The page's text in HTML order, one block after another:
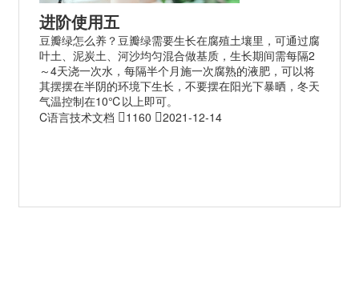
进阶使用五
豆瓣绿怎么养？豆瓣绿需要生长在腐殖土壤里，可通过腐
叶土、泥炭土、河沙均匀混合做基质，生长期间需每隔2
～4天浇一次水，每隔半个月施一次腐熟的液肥，可以将
其摆摆在半阴的环境下生长，不要摆在阳光下暴晒，冬天
气温控制在10℃以上即可。
C语言技术文档
1160 2021-12-14